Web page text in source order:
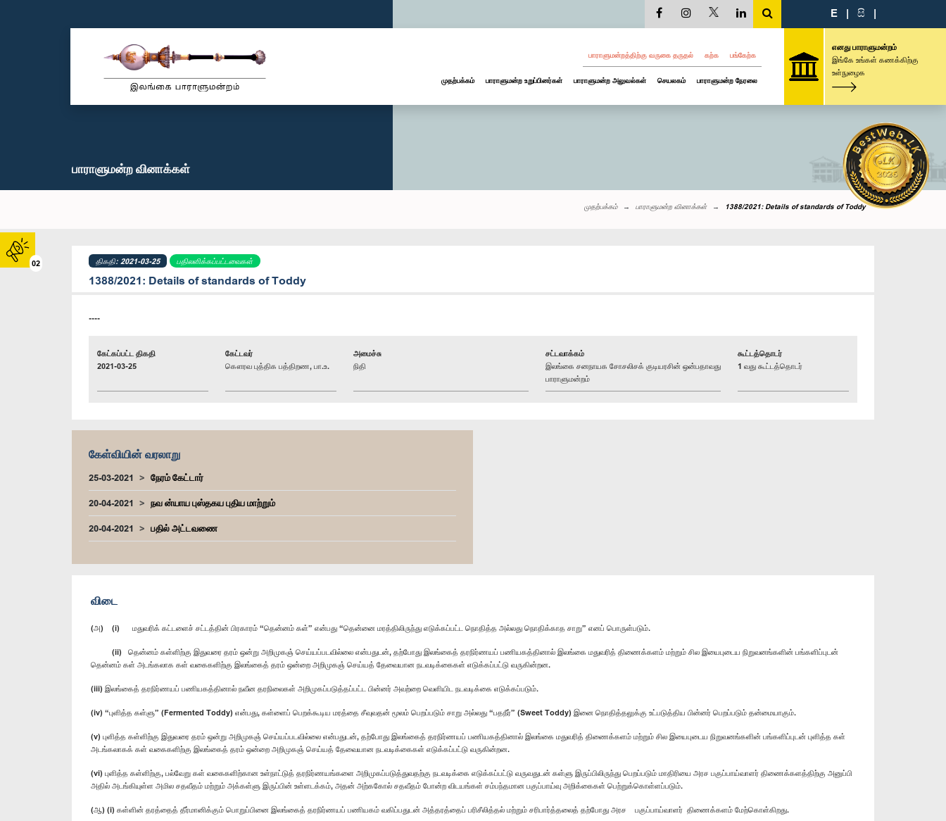
02
E | සි |
பாராளுமன்றத்திற்கு வருகை தருதல் கற்க பங்கேற்க
முதற்பக்கம் பாராளுமன்ற உறுப்பினர்கள் பாராளுமன்ற அலுவல்கள் செயலகம் பாராளுமன்ற நேரலை
எனது பாராளுமன்றம்
இங்கே உங்கள் கணக்கிற்கு
உள்நுழைக
பாராளுமன்ற வினாக்கள்
முதற்பக்கம் பாராளுமன்ற வினாக்கள் 1388/2021: Details of standards of Toddy
திகதி: 2021-03-25 பதிலளிக்கப்பட்டவைகள்
1388/2021: Details of standards of Toddy
----
கேட்கப்பட்ட திகதி
2021-03-25
கேட்டவர்
கௌரவ புத்திக பத்திறண, பா.உ.
அமைச்சு
நிதி
சட்டவாக்கம்
இலங்கை சனநாயக சோசலிசக் குடியரசின் ஒன்பதாவது
பாராளுமன்றம்
கூட்டத்தொடர்
1 வது கூட்டத்தொடர்
கேள்வியின் வரலாறு
25-03-2021
நேரம் கேட்டார்
20-04-2021
நவ ன்யாய புஸ்தகய புதிய மாற்றும்
20-04-2021
பதில் அட்டவணை
விடை
(அ) (i) மதுவரிக் கட்டளைச் சட்டத்தின் பிரகாரம் “தென்னம் கள்” என்பது “தென்னை மரத்திலிருந்து எடுக்கப்பட்ட நொதித்த அல்லது நொதிக்காத சாறு” எனப் பொருள்படும்.
(ii) தென்னம் கள்ளிற்கு இதுவரை தரம் ஒன்று அறிமுகஞ் செய்யப்படவில்லை என்பதுடன், தற்போது இலங்கைத் தரநிர்ணயப் பணியகத்தினால் இலங்கை மதுவரித் திணைக்களம் மற்றும் சில இயைபுடைய நிறுவனங்களின் பங்களிப்புடன்
தென்னம் கள் அடங்கலாக கள் வகைகளிற்கு இலங்கைத் தரம் ஒன்றை அறிமுகஞ் செய்யத் தேவையான நடவடிக்கைகள் எடுக்கப்பட்டு வருகின்றன.
(iii) இலங்கைத் தரநிர்ணயப் பணியகத்தினால் நவீன தரநிலைகள் அறிமுகப்படுத்தப்பட்ட பின்னர் அவற்றை வெளியிட நடவடிக்கை எடுக்கப்படும்.
(iv) “புளித்த கள்ளு” (Fermented Toddy) என்பது, கள்ளைப் பெறக்கூடிய மரத்தை சீவுவதன் மூலம் பெறப்படும் சாறு அல்லது “பதநீர்” (Sweet Toddy) இனை நொதித்தலுக்கு உட்படுத்திய பின்னர் பெறப்படும் தன்மையாகும்.
(v) புளித்த கள்ளிற்கு இதுவரை தரம் ஒன்று அறிமுகஞ் செய்யப்படவில்லை என்பதுடன், தற்போது இலங்கைத் தரநிர்ணயப் பணியகத்தினால் இலங்கை மதுவரித் திணைக்களம் மற்றும் சில இயைபுடைய நிறுவனங்களின் பங்களிப்புடன் புளித்த கள்
அடங்கலாகக் கள் வகைகளிற்கு இலங்கைத் தரம் ஒன்றை அறிமுகஞ் செய்யத் தேவையான நடவடிக்கைகள் எடுக்கப்பட்டு வருகின்றன.
(vi) புளித்த கள்ளிற்கு, பல்வேறு கள் வகைகளிற்கான உள்நாட்டுத் தரநிர்ணயங்களை அறிமுகப்படுத்துவதற்கு நடவடிக்கை எடுக்கப்பட்டு வருவதுடன் கள்ளு இருப்பிலிருந்து பெறப்படும் மாதிரியை அரச பகுப்பாய்வாளர் திணைக்களத்திற்கு அனுப்பி
அதில் அடங்கியுள்ள அமில சதவீதம் மற்றும் அக்கள்ளு இருப்பின் உள்ளடக்கம், அதன் அற்ககோல் சதவீதம் போன்ற விடயங்கள் சம்பந்தமான பகுப்பாய்வு அறிக்கைகள் பெற்றுக்கொள்ளப்படும்.
(ஆ) (i) கள்ளின் தரத்தைத் தீர்மானிக்கும் பொறுப்பினை இலங்கைத் தரநிர்ணயப் பணியகம் வகிப்பதுடன் அத்தரத்தைப் பரிசீலித்தல் மற்றும் சரிபார்த்தலைத் தற்போது அரச பகுப்பாய்வாளர் திணைக்களம் மேற்கொள்கிறது.